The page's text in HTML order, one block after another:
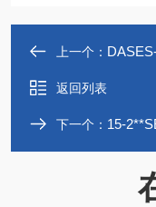
上一个： DASES-
返回列表
下一个： 15-